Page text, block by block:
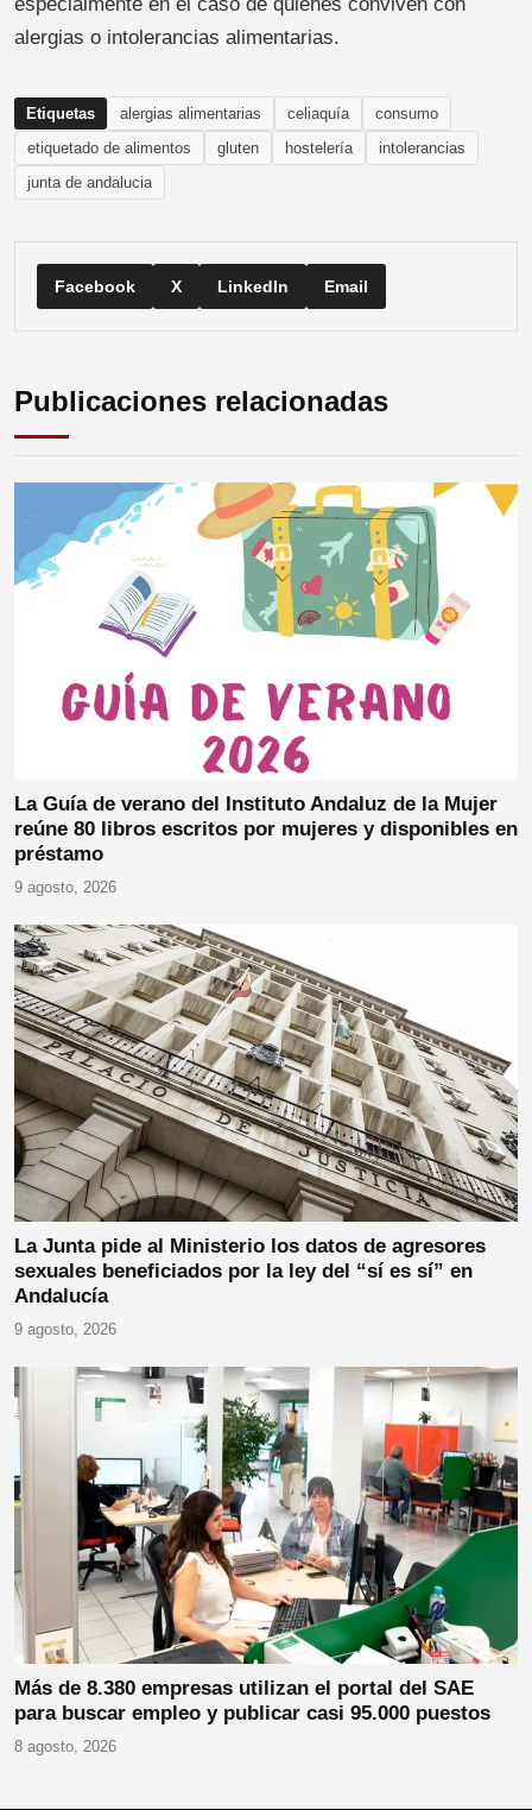
alergias o intolerancias alimentarias.
Etiquetas alergias alimentarias celiaquía
consumo
etiquetado de alimentos
gluten hostelería
intolerancias
junta de andalucia
Facebook X LinkedIn Email
Publicaciones relacionadas
La Guía de verano del Instituto Andaluz de la Mujer
reúne 80 libros escritos por mujeres y disponibles en
préstamo
9 agosto, 2026
La Junta pide al Ministerio los datos de agresores
sexuales beneficiados por la ley del “sí es sí” en
Andalucía
9 agosto, 2026
Más de 8.380 empresas utilizan el portal del SAE
para buscar empleo y publicar casi 95.000 puestos
8 agosto, 2026